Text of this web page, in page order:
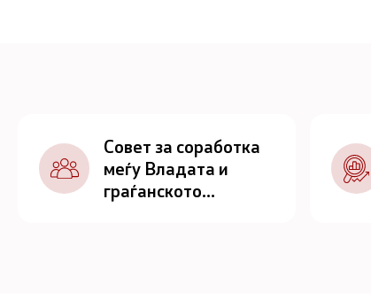
Совет за соработка
меѓу Владата и
граѓанското